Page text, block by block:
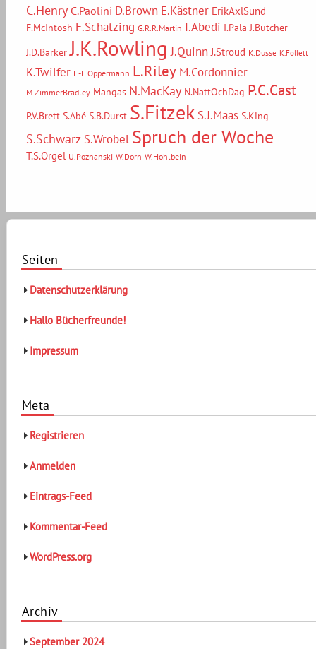
C.Henry C.Paolini D.Brown E.Kästner ErikAxlSund
F.McIntosh F.Schätzing G.R.R.Martin I.Abedi I.Pala J.Butcher
J.D.Barker J.K.Rowling J.Quinn J.Stroud K.Dusse K.Follett
K.Twilfer L.-L.Oppermann L.Riley M.Cordonnier
M.ZimmerBradley Mangas N.MacKay N.NattOchDag P.C.Cast
P.V.Brett S.Abé S.B.Durst S.Fitzek S.J.Maas S.King
S.Schwarz S.Wrobel Spruch der Woche
T.S.Orgel U.Poznanski W.Dorn W.Hohlbein
Seiten
Datenschutzerklärung
Hallo Bücherfreunde!
Impressum
Meta
Registrieren
Anmelden
Eintrags-Feed
Kommentar-Feed
WordPress.org
Archiv
September 2024